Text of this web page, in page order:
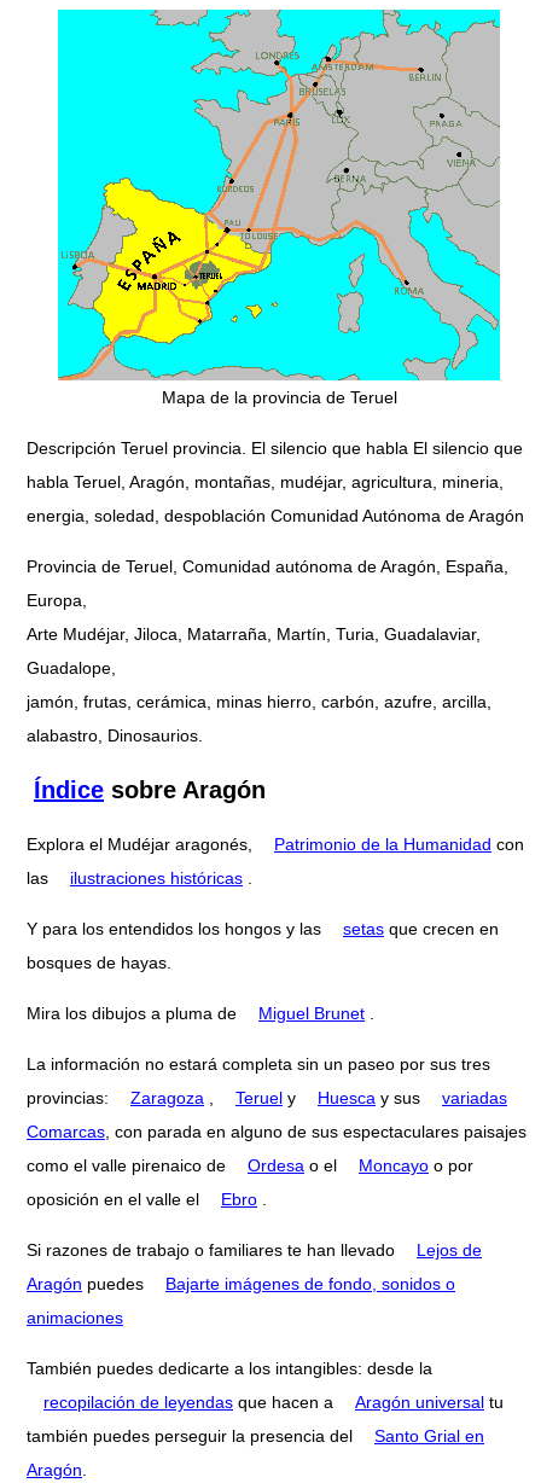
Mapa de la provincia de Teruel
Descripción Teruel provincia. El silencio que habla El silencio que
habla Teruel, Aragón, montañas, mudéjar, agricultura, mineria,
energia, soledad, despoblación Comunidad Autónoma de Aragón
Provincia de Teruel, Comunidad autónoma de Aragón, España,
Europa,
Arte Mudéjar, Jiloca, Matarraña, Martín, Turia, Guadalaviar,
Guadalope,
jamón, frutas, cerámica, minas hierro, carbón, azufre, arcilla,
alabastro, Dinosaurios.
Índice sobre Aragón
Explora el Mudéjar aragonés, Patrimonio de la Humanidad con
las
ilustraciones históricas
Y para los entendidos los hongos y las setas que crecen en
bosques de hayas.
Mira los dibujos a pluma de Miguel Brunet
La información no estará completa sin un paseo por sus tres
provincias:
Zaragoza Teruel y Huesca y sus
variadas
Comarcas , con parada en alguno de sus espectaculares paisajes
como el valle pirenaico de
Ordesa o el Moncayo o por
oposición en el valle el
Ebro
Si razones de trabajo o familiares te han llevado
Lejos de
Aragón puedes
Bajarte imágenes de fondo, sonidos o
animaciones
También puedes dedicarte a los intangibles: desde la
recopilación de leyendas que hacen a Aragón universal tu
también puedes perseguir la presencia del
Santo Grial en
Aragón